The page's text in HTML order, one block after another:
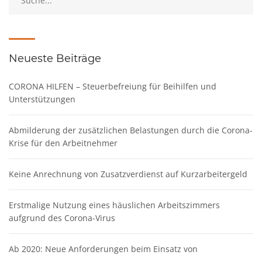
Neueste Beiträge
CORONA HILFEN – Steuerbefreiung für Beihilfen und
Unterstützungen
Abmilderung der zusätzlichen Belastungen durch die Corona-
Krise für den Arbeitnehmer
Keine Anrechnung von Zusatzverdienst auf Kurzarbeitergeld
Erstmalige Nutzung eines häuslichen Arbeitszimmers
aufgrund des Corona-Virus
Ab 2020: Neue Anforderungen beim Einsatz von